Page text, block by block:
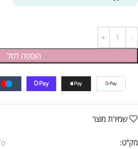
הוספה לסל
שמירת מוצר
מק"ט: